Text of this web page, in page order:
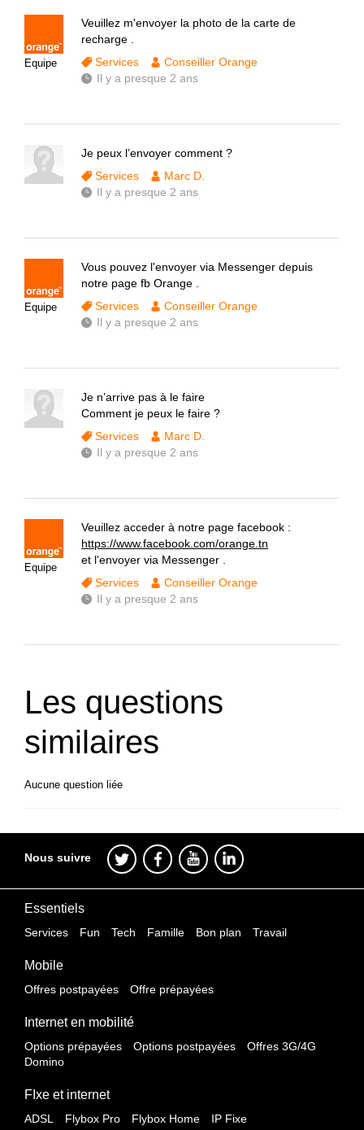
Equipe
Veuillez m'envoyer la photo de la carte de
recharge .
Services
Conseiller Orange
Il y a presque 2 ans
Je peux l’envoyer comment ?
Services
Marc D.
Il y a presque 2 ans
Equipe
Vous pouvez l'envoyer via Messenger depuis
notre page fb Orange .
Services
Conseiller Orange
Il y a presque 2 ans
Je n’arrive pas à le faire
Comment je peux le faire ?
Services
Marc D.
Il y a presque 2 ans
Equipe
Veuillez acceder à notre page facebook :
https://www.facebook.com/orange.tn
et l'envoyer via Messenger .
Services
Conseiller Orange
Il y a presque 2 ans
Les questions
similaires
Aucune question liée
Nous suivre
Essentiels
Services Fun Tech Famille Bon plan Travail
Mobile
Offres postpayées Offre prépayées
Internet en mobilité
Options prépayées Options postpayées
Offres 3G/4G
Domino
FIxe et internet
ADSL Flybox Pro Flybox Home IP Fixe